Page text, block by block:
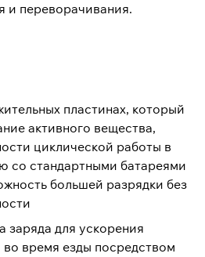
и переворачивания.
пластинах, который
активного вещества,
циклической работы в
со стандартными батареями
большей разрядки без
заряда для ускорения
время езды посредством